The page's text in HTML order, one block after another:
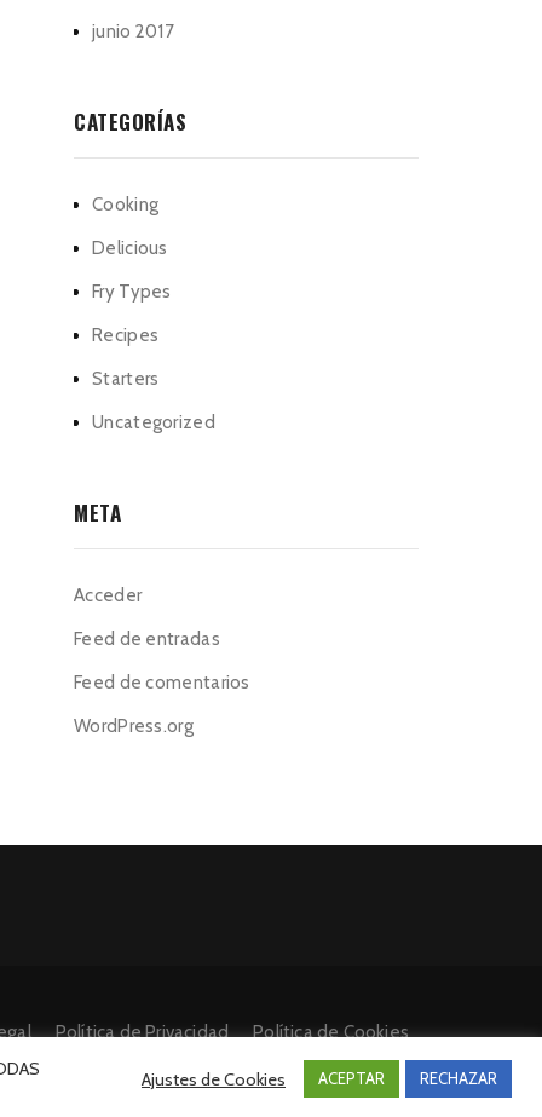
junio 2017
CATEGORÍAS
Cooking
Delicious
Fry Types
Recipes
Starters
Uncategorized
META
Acceder
Feed de entradas
Feed de comentarios
WordPress.org
Política de Privacidad
Política de Cookies
Ajustes de Cookies ACEPTAR RECHAZAR